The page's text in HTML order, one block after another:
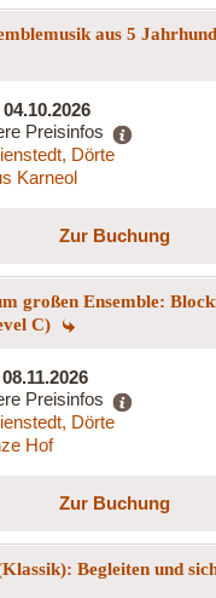
aus 5
Preisinfos
Dörte
Karneol
Zur Buchung
großen Ensemble:
C)
Preisinfos
Dörte
Hof
Zur Buchung
Begleiten und